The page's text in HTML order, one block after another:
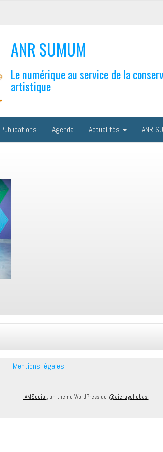
ANR SUMUM
Le numérique au service de la
artistique
Publications Agenda Actualités ANR
Mentions légales
IAMSocial, un theme WordPress de @aicragellebasi